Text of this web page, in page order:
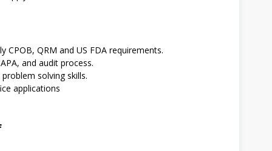
CPOB, QRM and US FDA requirements.
and audit process.
solving skills.
applications